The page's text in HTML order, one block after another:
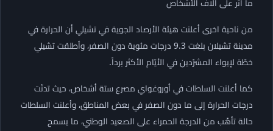
ما أثّر على آلاف الأشخاص
من ناحية اخرى أعلنت هيئة الأرصاد الجوية في تشيلي أن الحرارة في
مدينة تشيلان بلغت 9.3 درجات مئوية دون الصفر، وأطلقت تشيلي
خطّة لإيواء المشرّدين في الأيّام الأكثر برداً.
كما أعلنت السلطات في أوروغواي مصرع ستة أشخاص، حيث تدنّت
درجات الحرارة إلى ما دون الصفر في بعض المناطق، وأعلنت السلطات
حالة تأهّب من الدرجة الحمراء على الصعيد الوطني، ما يسمح